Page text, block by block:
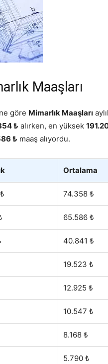
Maaşları
göre Mimarlık Maaşları
₺ alırken, en yüksek
₺ maaş alıyordu.
Ortalama
74.358 ₺
65.586 ₺
40.841 ₺
19.523 ₺
12.925 ₺
10.547 ₺
8.168 ₺
5.790 ₺